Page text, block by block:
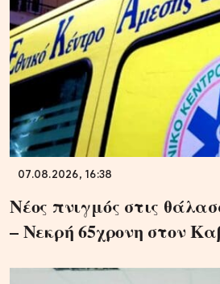
07.08.2026, 16:38
Νέος πνιγμός στις
– Νεκρή 65χρονη στον